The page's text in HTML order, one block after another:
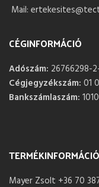
Mail:
CÉGINFORMÁCIÓ
Adószám: 26766298-
Cégjegyzékszám: 01
Bankszámlaszám:
TERMÉKINFORMÁCIÓ
Mayer Zsolt +36 70